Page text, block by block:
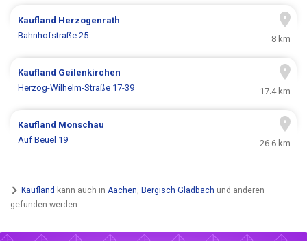
Kaufland Herzogenrath
Bahnhofstraße 25
8 km
Kaufland Geilenkirchen
Herzog-Wilhelm-Straße 17-39
17.4 km
Kaufland Monschau
Auf Beuel 19
26.6 km
Kaufland kann auch in Aachen, Bergisch Gladbach und anderen
gefunden werden.